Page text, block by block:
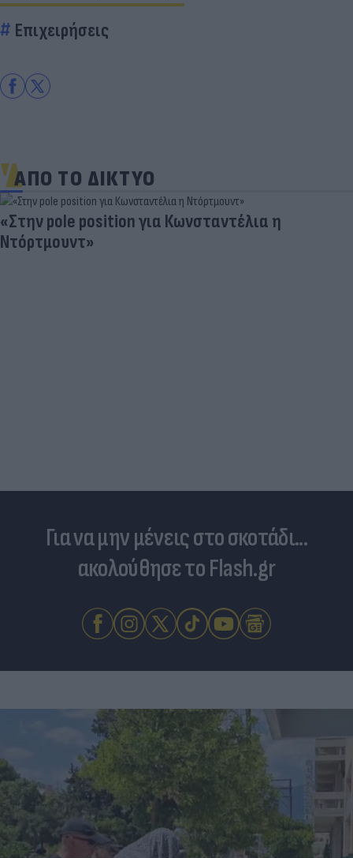
Επιχειρήσεις
ΑΠΟ ΤΟ ΔΙΚΤΥΟ
«Στην pole position για Κωνσταντέλια η
Ντόρτμουντ»
Για να μην μένεις στο σκοτάδι...
ακολούθησε το Flash.gr